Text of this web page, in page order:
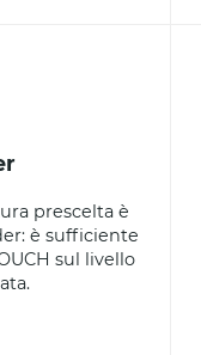
prescelta è
è sufficiente
sul livello